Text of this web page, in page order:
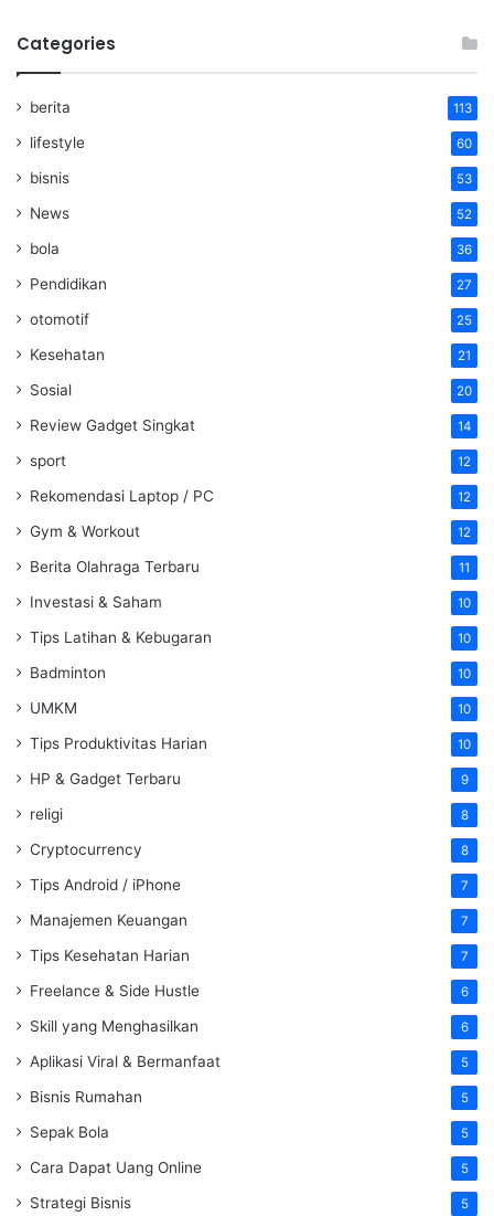
Categories
berita 113
lifestyle 60
bisnis 53
News 52
bola 36
Pendidikan 27
otomotif 25
Kesehatan 21
Sosial 20
Review Gadget Singkat 14
sport 12
Rekomendasi Laptop / PC 12
Gym & Workout 12
Berita Olahraga Terbaru 11
Investasi & Saham 10
Tips Latihan & Kebugaran 10
Badminton 10
UMKM 10
Tips Produktivitas Harian 10
HP & Gadget Terbaru 9
religi 8
Cryptocurrency 8
Tips Android / iPhone 7
Manajemen Keuangan 7
Tips Kesehatan Harian 7
Freelance & Side Hustle 6
Skill yang Menghasilkan 6
Aplikasi Viral & Bermanfaat 5
Bisnis Rumahan 5
Sepak Bola 5
Cara Dapat Uang Online 5
Strategi Bisnis 5